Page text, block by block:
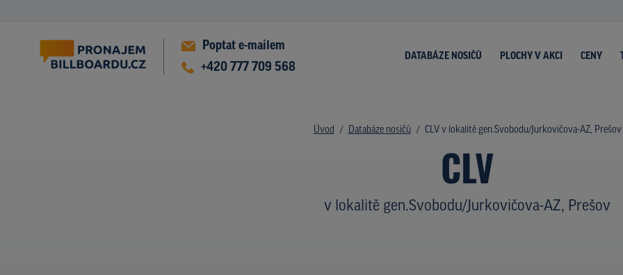
Poptat e-mailem
+420 777 709 568
DATABÁZE NOSIČŮ PLOCHY V AKCI CENY
Úvod Databáze nosičů CLV v lokalitě gen.Svobodu/Jurkovičova-AZ, Prešov
CLV
v lokalitě gen.Svobodu/Jurkovičova-AZ, Prešov